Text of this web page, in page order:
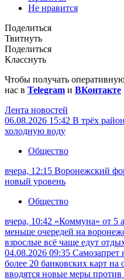
Не нравится
Поделиться
Твитнуть
Поделиться
Класснуть
Чтобы получать
нас в Telegram и ВКонтакте
Лента новостей
06.08.2026 15:42 В трёх
холодную воду
Общество
вчера, 12:15 Воронежский
новый уровень
Общество
вчера, 10:42 «Коммуна» от 5
меньше очередей на
взрослые всё чаще едут
04.08.2026 09:35 Самозапрет
более 20 банковских карт на
вводятся новые меры